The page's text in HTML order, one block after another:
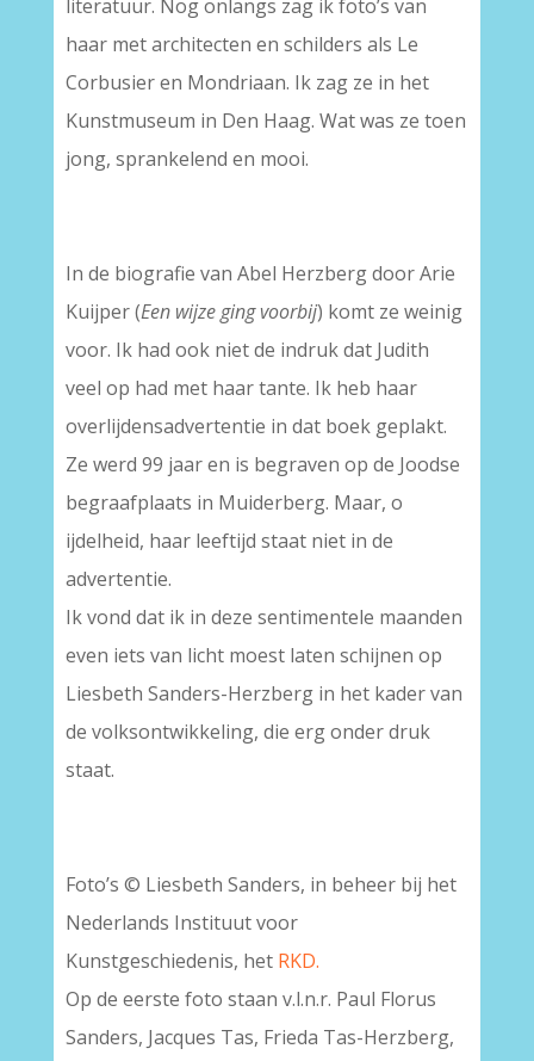
literatuur. Nog onlangs zag ik foto’s van
haar met architecten en schilders als Le
Corbusier en Mondriaan. Ik zag ze in het
Kunstmuseum in Den Haag. Wat was ze toen
jong, sprankelend en mooi.
In de biografie van Abel Herzberg door Arie
Kuijper (Een wijze ging voorbij) komt ze weinig
voor. Ik had ook niet de indruk dat Judith
veel op had met haar tante. Ik heb haar
overlijdensadvertentie in dat boek geplakt.
Ze werd 99 jaar en is begraven op de Joodse
begraafplaats in Muiderberg. Maar, o
ijdelheid, haar leeftijd staat niet in de
advertentie.
Ik vond dat ik in deze sentimentele maanden
even iets van licht moest laten schijnen op
Liesbeth Sanders-Herzberg in het kader van
de volksontwikkeling, die erg onder druk
staat.
Foto’s © Liesbeth Sanders, in beheer bij het
Nederlands Instituut voor
Kunstgeschiedenis, het RKD.
Op de eerste foto staan v.l.n.r. Paul Florus
Sanders, Jacques Tas, Frieda Tas-Herzberg,